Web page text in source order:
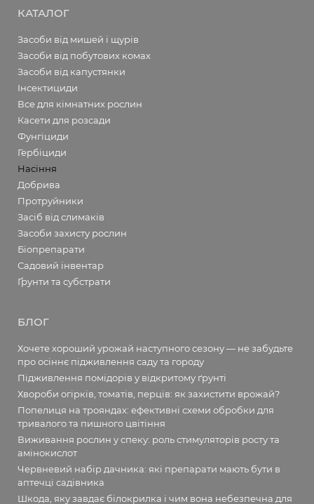
КАТАЛОГ
Засоби від мишей і щурів
Засоби від побутових комах
Засоби від капустянки
Інсектициди
Все для кімнатних рослин
Касети для розсади
Фунгіциди
Гербіциди
Насіння
Добрива
Протруйники
Засіб від слимаків
Засоби захисту рослин
Біопрепарати
Садовий інвентар
Ґрунти та субстрати
БЛОГ
Хочете хороший урожай наступного сезону — не забудьте
про осіннє підживлення саду та городу
Підживлення помідорів у відкритому ґрунті
Хвороби огірків, томатів, перців: як захистити врожай?
Попелиця на трояндах: ефективні схеми обробки для
тривалого та пишного цвітіння
Виживання рослин у спеку: роль стимуляторів росту та
амінокислот
Червневий набір дачника: які препарати мають бути в
аптечці садівника
Шкода, яку завдає білокрилка і чим вона небезпечна для